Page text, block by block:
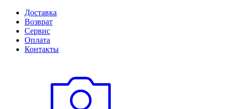
Доставка
Возврат
Сервис
Оплата
Контакты